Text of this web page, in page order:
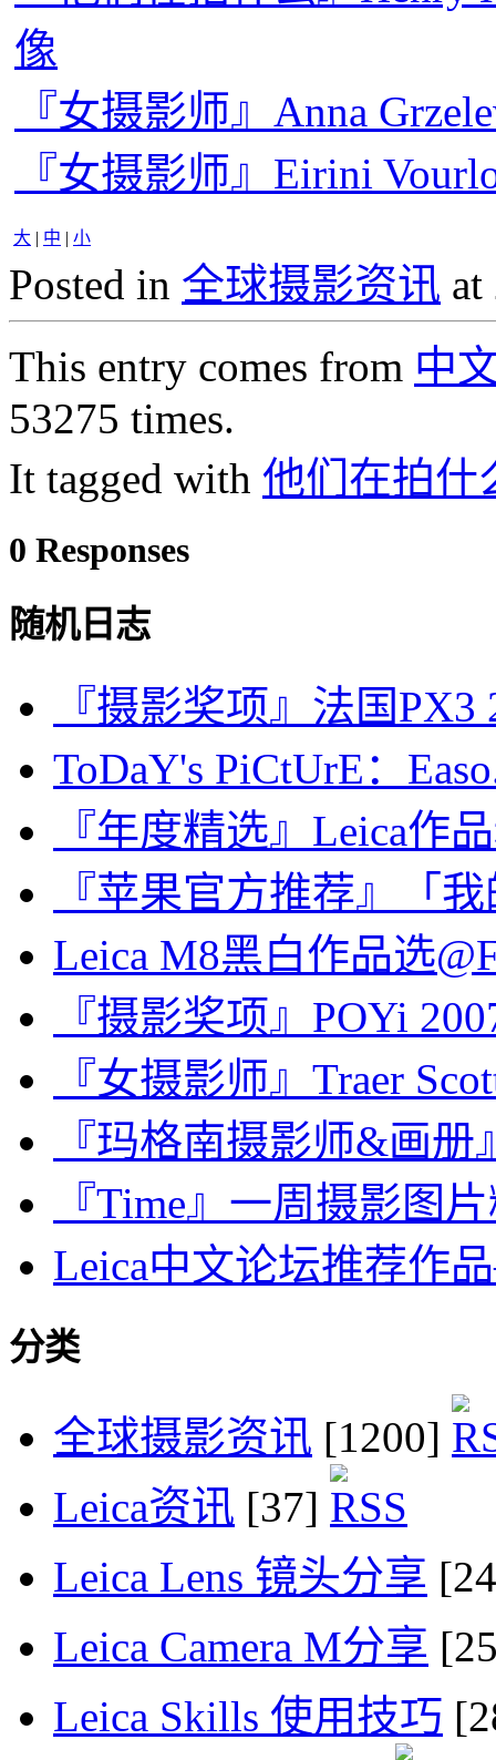
像
『女摄影师』Anna
『女摄影师』Eirini
大 | 中 | 小
Posted in 全球摄影资讯 at
This entry comes from 中
53275 times.
It tagged with 他们在拍什
0 Responses
随机日志
『摄影奖项』法国
ToDaY's PiCtUrE：
『年度精选』Leica作
『苹果官方推荐』「
Leica M8黑白作品选
『摄影奖项』POYi
『女摄影师』Traer
『玛格南摄影师&画册
『Time』一周摄影图
Leica中文论坛推荐作
分类
全球摄影资讯 [1200]
Leica资讯 [37]
Leica Lens 镜头分享
Leica Camera M分享
Leica Skills 使用技巧